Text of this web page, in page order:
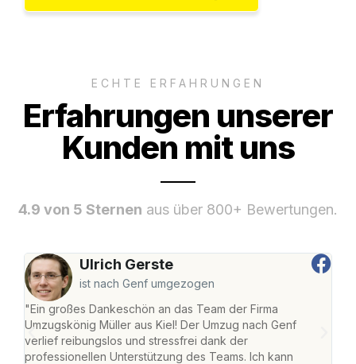
ECHTE ERFAHRUNGEN
Erfahrungen unserer
Kunden mit uns
4.9 von 5 Sternen aus über 800+ Bewertungen.
Ulrich Gerste
ist nach Genf umgezogen
"Ein großes Dankeschön an das Team der Firma
Umzugskönig Müller aus Kiel! Der Umzug nach Genf
verlief reibungslos und stressfrei dank der
professionellen Unterstützung des Teams. Ich kann